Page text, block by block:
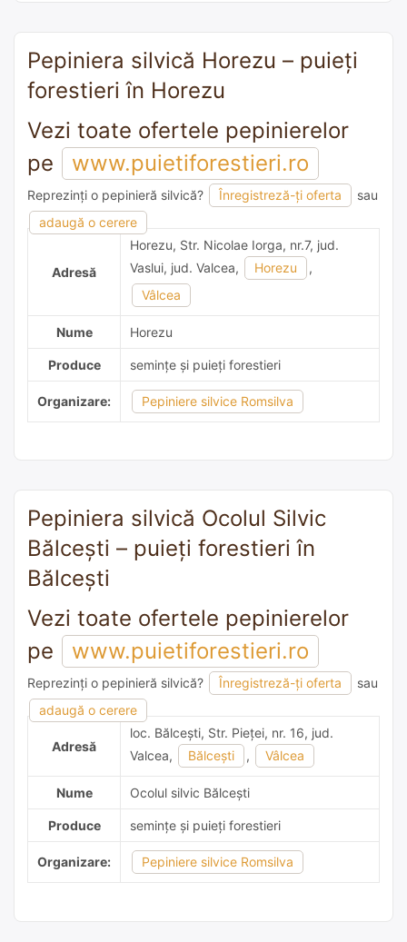
Pepiniera silvică Horezu – puieți
forestieri în Horezu
Vezi toate ofertele pepinierelor
pe
www.puietiforestieri.ro
Reprezinți o pepinieră silvică? Înregistreză-ți oferta
sau
adaugă o cerere
adaugă o recomandare
Adresă
Horezu, Str. Nicolae Iorga, nr.7, jud.
Vaslui, jud. Valcea,
Horezu
,
Vâlcea
Nume Horezu
Produce semințe și puieți forestieri
Organizare: Pepiniere silvice Romsilva
Pepiniera silvică Ocolul Silvic
Bălceşti – puieți forestieri în
Bălceşti
Vezi toate ofertele pepinierelor
pe
www.puietiforestieri.ro
Reprezinți o pepinieră silvică? Înregistreză-ți oferta
sau
adaugă o cerere
adaugă o recomandare
Adresă
loc. Bălceşti, Str. Pieţei, nr. 16, jud.
Valcea,
Bălceşti , Vâlcea
Nume Ocolul silvic Bălceşti
Produce semințe și puieți forestieri
Organizare: Pepiniere silvice Romsilva